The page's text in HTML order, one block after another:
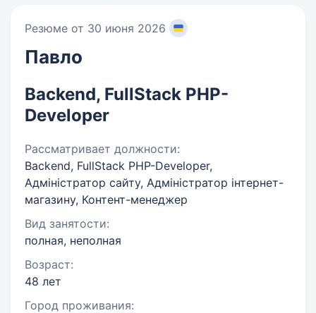
Резюме от 30 июня 2026
Павло
Backend, FullStack PHP-
Developer
Рассматривает должности:
Backend, FullStack PHP-Developer,
Адміністратор сайту, Адміністратор інтернет-
магазину, Контент-менеджер
Вид занятости:
полная, неполная
Возраст:
48 лет
Город проживания: